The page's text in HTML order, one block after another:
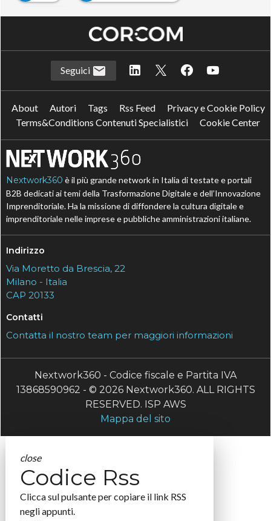
P privacy
Seguici
About Autori Tags Rss Feed
Privacy e Cookie Policy
Terms&Conditions Contenuti Specialistici
Cookie Center
Nextwork360 è il più grande network in Italia di testate e portali
B2B dedicati ai temi della Trasformazione Digitale e dell’Innovazione
Imprenditoriale. Ha la missione di diffondere la cultura digitale e
imprenditoriale nelle imprese e pubbliche amministrazioni italiane.
Indirizzo
Via Moretto da Brescia, 22
Milano - Italia
CAP 20133
Contatti
Contatta il nostro team per maggiori informazioni
Nextwork360 - Codice fiscale e Partita IVA
13868590962 - © 2026 Nextwork360. ALL RIGHTS
RESERVED. ISP AWS
Mappa del sito
close
Codice Rss
Clicca sul pulsante per copiare il link RSS
negli appunti.